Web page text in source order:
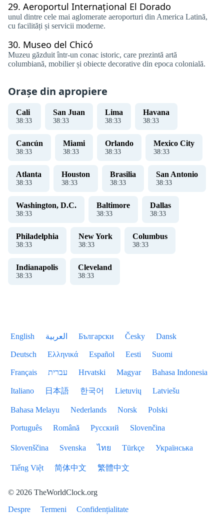
29. Aeroportul Internațional El Dorado
unul dintre cele mai aglomerate aeroporturi din America Latină,
cu facilități și servicii moderne.
30. Museo del Chicó
Muzeu găzduit într-un conac istoric, care prezintă artă
columbiană, mobilier și obiecte decorative din epoca colonială.
Orașe din apropiere
Cali
38:33
San Juan
38:33
Lima
38:33
Havana
38:33
Cancún
38:33
Miami
38:33
Orlando
38:33
Mexico City
38:33
Atlanta
38:33
Houston
38:33
Brasilia
38:33
San Antonio
38:33
Washington, D.C.
38:33
Baltimore
38:33
Dallas
38:33
Philadelphia
38:33
New York
38:33
Columbus
38:33
Indianapolis
38:33
Cleveland
38:33
English العربية Български Česky Dansk
Deutsch Ελληνικά Español Eesti Suomi
Français עברית Hrvatski Magyar Bahasa Indonesia
Italiano 日本語 한국어 Lietuvių Latviešu
Bahasa Melayu Nederlands Norsk Polski
Português Română Русский Slovenčina
Slovenščina Svenska ไทย Türkçe Українська
Tiếng Việt 简体中文 繁體中文
© 2026 TheWorldClock.org
Despre
Termeni Confidențialitate